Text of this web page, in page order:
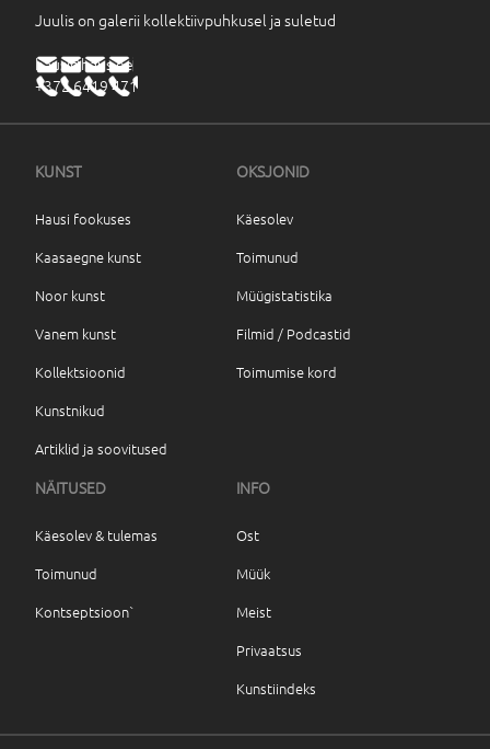
Juulis on galerii kollektiivpuhkusel ja suletud
haus@haus.ee
+372 6419 471
KUNST
Hausi fookuses
Kaasaegne kunst
Noor kunst
Vanem kunst
Kollektsioonid
Kunstnikud
Artiklid ja soovitused
OKSJONID
Käesolev
Toimunud
Müügistatistika
Filmid / Podcastid
Toimumise kord
NÄITUSED
Käesolev & tulemas
Toimunud
Kontseptsioon`
INFO
Ost
Müük
Meist
Privaatsus
Kunstiindeks